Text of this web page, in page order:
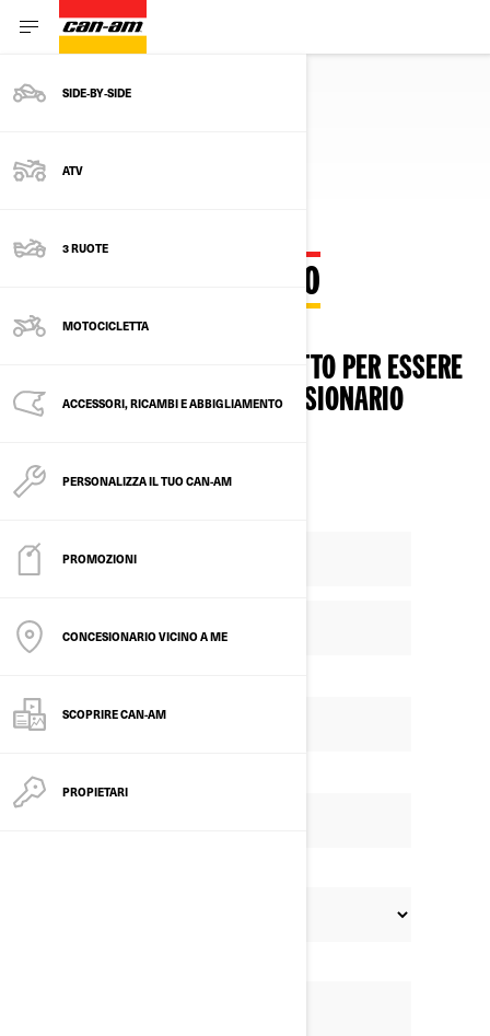
SIDE‑BY‑SIDE
ATV
3 RUOTE
MOTOCICLETTA
ACCESSORI, RICAMBI E ABBIGLIAMENTO
PERSONALIZZA IL TUO CAN-AM
PROMOZIONI
CONCESIONARIO VICINO A ME
SCOPRIRE CAN-AM
PROPIETARI
Ritorna ai modelli
RICHIEDI UN PREVENTIVO
COMPILA IL MODULO QUI SOTTO PER ESSERE
CONTATTATO DA UN CONCESSIONARIO